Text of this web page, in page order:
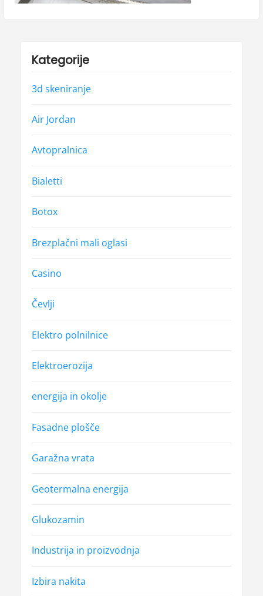
Kategorije
3d skeniranje
Air Jordan
Avtopralnica
Bialetti
Botox
Brezplačni mali oglasi
Casino
Čevlji
Elektro polnilnice
Elektroerozija
energija in okolje
Fasadne plošče
Garažna vrata
Geotermalna energija
Glukozamin
Industrija in proizvodnja
Izbira nakita